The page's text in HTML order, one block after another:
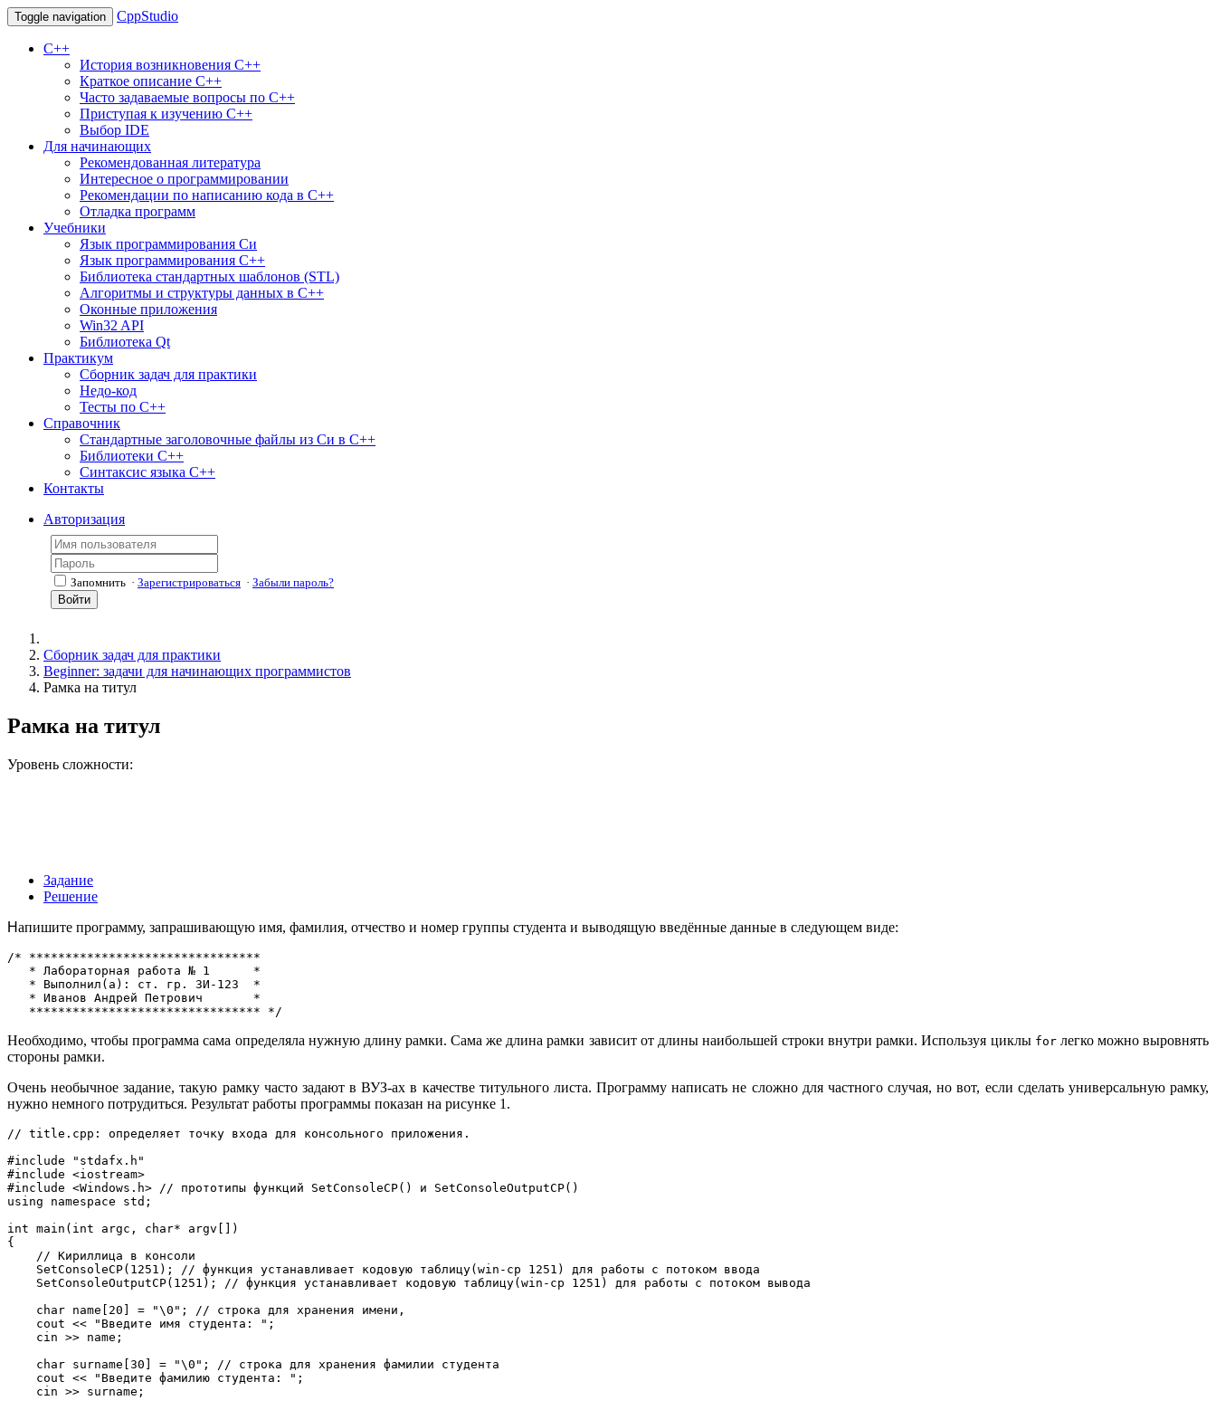
Toggle navigation CppStudio
С++
История возникновения C++
Краткое описание С++
Часто задаваемые вопросы по С++
Приступая к изучению C++
Выбор IDE
Для начинающих
Рекомендованная литература
Интересное о программировании
Рекомендации по написанию кода в C++
Отладка программ
Учебники
Язык программирования Си
Язык программирования С++
Библиотека стандартных шаблонов (STL)
Алгоритмы и структуры данных в С++
Оконные приложения
Win32 API
Библиотека Qt
Практикум
Сборник задач для практики
Недо-код
Тесты по С++
Справочник
Стандартные заголовочные файлы из Си в С++
Библиотеки С++
Синтаксис языка С++
Контакты
Авторизация
Запомнить · Зарегистрироваться · Забыли пароль?
Войти
Сборник задач для практики
Beginner: задачи для начинающих программистов
Рамка на титул
Рамка на титул
Уровень сложности:
Задание
Решение
Напишите программу, запрашивающую имя, фамилия, отчество и номер группы студента и выводящую введённые данные в следующем виде:
/* ********************************
   * Лабораторная работа № 1      *
   * Выполнил(а): ст. гр. ЗИ-123  *
   * Иванов Андрей Петрович       *
   ******************************** */
Необходимо, чтобы программа сама определяла нужную длину рамки. Сама же длина рамки зависит от длины наибольшей строки внутри рамки. Используя циклы for легко можно выровнять
стороны рамки.
Очень необычное задание, такую рамку часто задают в ВУЗ-ах в качестве титульного листа. Программу написать не сложно для частного случая, но вот, если сделать универсальную рамку,
нужно немного потрудиться. Результат работы программы показан на рисунке 1.
// title.cpp: определяет точку входа для консольного приложения.
#include "stdafx.h"
#include <iostream>
#include <Windows.h> // прототипы функций SetConsoleCP() и SetConsoleOutputCP()
using namespace std;
int main(int argc, char* argv[])
{
    // Кириллица в консоли
    SetConsoleCP(1251); // функция устанавливает кодовую таблицу(win-cp 1251) для работы с потоком ввода
    SetConsoleOutputCP(1251); // функция устанавливает кодовую таблицу(win-cp 1251) для работы с потоком вывода
    char name[20] = "\0"; // строка для хранения имени,
    cout << "Введите имя студента: ";
    cin >> name;
    char surname[30] = "\0"; // строка для хранения фамилии студента
    cout << "Введите фамилию студента: ";
    cin >> surname;